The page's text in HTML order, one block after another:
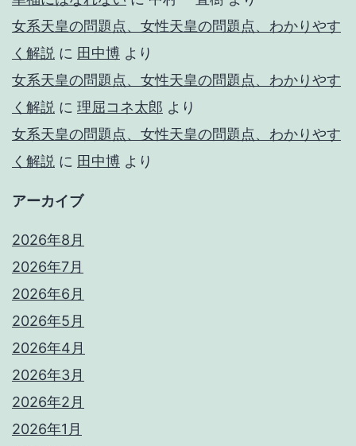
女系天皇の問題点、女性天皇の問題点、わかりやす
く解説 に 田中博 より
女系天皇の問題点、女性天皇の問題点、わかりやす
く解説 に 理屈コネ太郎 より
女系天皇の問題点、女性天皇の問題点、わかりやす
く解説 に 田中博 より
アーカイブ
2026年8月
2026年7月
2026年6月
2026年5月
2026年4月
2026年3月
2026年2月
2026年1月